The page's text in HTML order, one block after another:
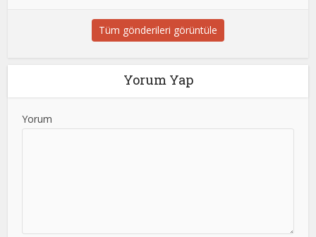
Tüm gönderileri görüntüle
Yorum Yap
Yorum